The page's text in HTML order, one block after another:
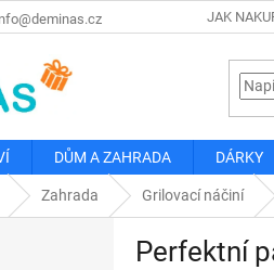
JAK
DŮM A ZAHRADA DÁRKY
Zahrada Grilovací náčiní
Perfektní